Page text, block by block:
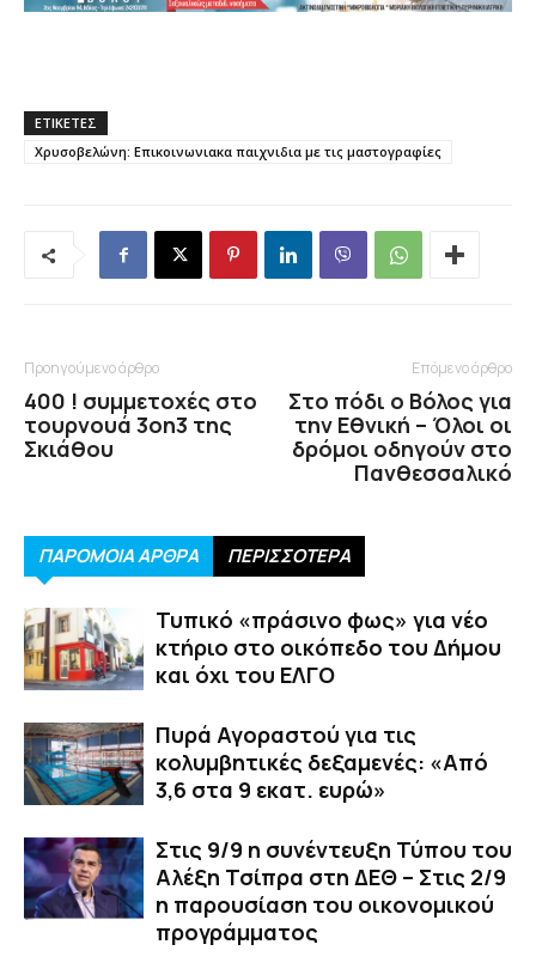
ΕΤΙΚΕΤΕΣ
Χρυσοβελώνη: Επικοινωνιακα παιχνιδια με τις μαστογραφίες
Προηγούμενο άρθρο
400 ! συμμετοχές στο
τουρνουά 3on3 της
Σκιάθου
Επόμενο άρθρο
Στο πόδι ο Βόλος για
την Εθνική – Όλοι οι
δρόμοι οδηγούν στο
Πανθεσσαλικό
ΠΑΡΟΜΟΙΑ ΑΡΘΡΑ ΠΕΡΙΣΣΟΤΕΡΑ
Τυπικό «πράσινο φως» για νέο
κτήριο στο οικόπεδο του Δήμου
και όχι του ΕΛΓΟ
Πυρά Αγοραστού για τις
κολυμβητικές δεξαμενές: «Από
3,6 στα 9 εκατ. ευρώ»
Στις 9/9 η συνέντευξη Τύπου του
Αλέξη Τσίπρα στη ΔΕΘ – Στις 2/9
η παρουσίαση του οικονομικού
προγράμματος